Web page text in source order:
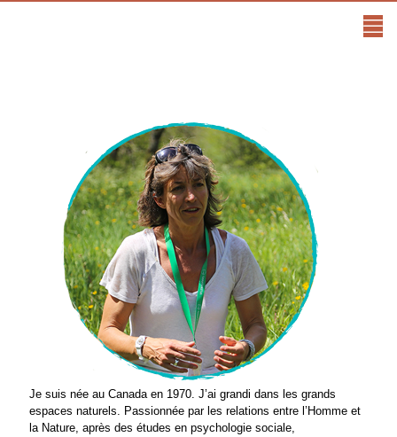
Je suis née au Canada en 1970. J’ai grandi dans les grands
espaces naturels. Passionnée par les relations entre l’Homme et
la Nature, après des études en psychologie sociale,